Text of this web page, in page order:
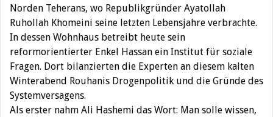
Norden Teherans, wo Republikgründer Ayatollah
Ruhollah Khomeini seine letzten Lebensjahre verbrachte.
In dessen Wohnhaus betreibt heute sein
reformorientierter Enkel Hassan ein Institut für soziale
Fragen. Dort bilanzierten die Experten an diesem kalten
Winterabend Rouhanis Drogenpolitik und die Gründe des
Systemversagens.
Als erster nahm Ali Hashemi das Wort: Man solle wissen,